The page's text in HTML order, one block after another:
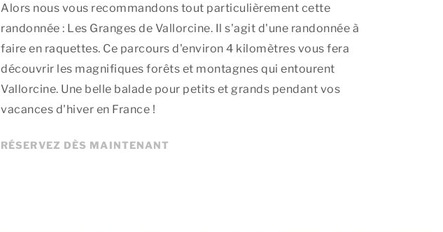
Alors nous vous recommandons tout particulièrement cette
randonnée : Les Granges de Vallorcine. Il s'agit d'une randonnée à
faire en raquettes. Ce parcours d'environ 4 kilomètres vous fera
découvrir les magnifiques forêts et montagnes qui entourent
Vallorcine. Une belle balade pour petits et grands pendant vos
vacances d'hiver en France !
RÉSERVEZ DÈS MAINTENANT